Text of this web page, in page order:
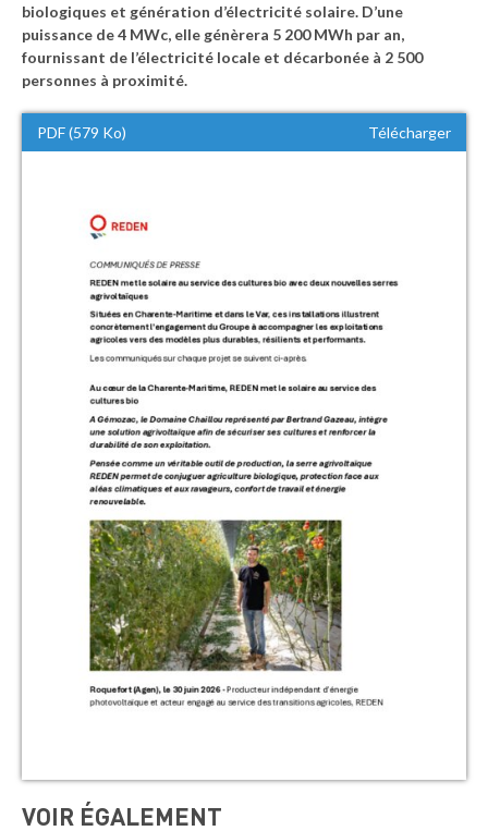
biologiques et génération d’électricité solaire. D’une
puissance de 4 MWc, elle génèrera 5 200 MWh par an,
fournissant de l’électricité locale et décarbonée à 2 500
personnes à proximité.
PDF (579 Ko) Télécharger
VOIR ÉGALEMENT